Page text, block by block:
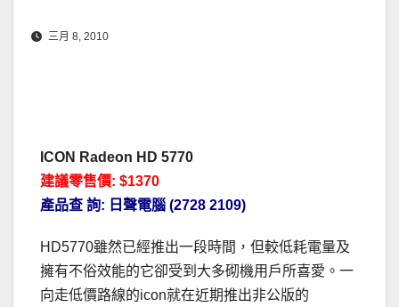
三月 8, 2010
ICON Radeon HD 5770
建議零售價: $1370
產品查 詢: 日聲電腦 (2728 2109)
HD5770雖然已經推出一段時間，但較低耗電量及
擁有不俗效能的它卻受到大多砌機用戶所喜愛。一
向走低價路線的icon就在近期推出非公版的